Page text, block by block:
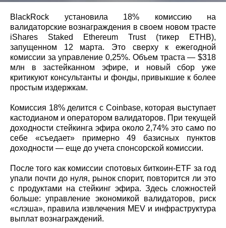
BlackRock установила 18% комиссию на
валидаторские вознаграждения в своем новом трасте
iShares Staked Ethereum Trust (тикер ETHB),
запущенном 12 марта. Это сверху к ежегодной
комиссии за управление 0,25%. Объем траста — $318
млн в застейканном эфире, и новый сбор уже
критикуют консультанты и фонды, привыкшие к более
простым издержкам.
Комиссия 18% делится с Coinbase, которая выступает
кастодианом и оператором валидаторов. При текущей
доходности стейкинга эфира около 2,74% это само по
себе «съедает» примерно 49 базисных пунктов
доходности — еще до учета спонсорской комиссии.
После того как комиссии спотовых биткоин-ETF за год
упали почти до нуля, рынок спорит, повторится ли это
с продуктами на стейкинг эфира. Здесь сложностей
больше: управление экономикой валидаторов, риск
«слэша», правила извлечения MEV и инфраструктура
выплат вознаграждений.